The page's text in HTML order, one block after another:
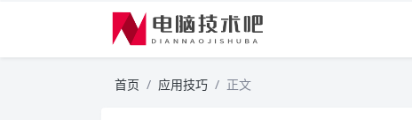
首页 应用技巧 正文